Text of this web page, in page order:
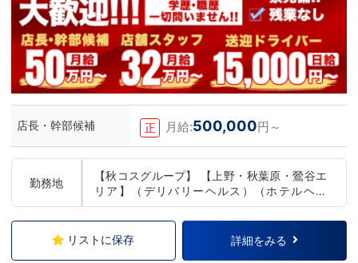
店長・幹部候補 正 月給:500,000円～
勤務地
【秋コスグループ】 【上野・秋葉原・鶯谷エ
リア】（デリバリーヘルス）（ホテルヘル
ス） 【品川・五反田エリア】（デリバリーヘ
ルス） 【小岩・錦糸町エリア】（店舗型ヘル
ス）（デリバリーヘルス） 【西川口エリア】
リストに保存 詳細をみる